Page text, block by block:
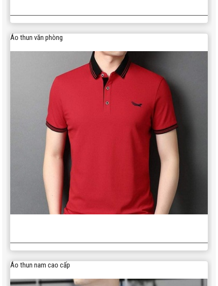
Áo thun văn phòng
Áo thun nam cao cấp